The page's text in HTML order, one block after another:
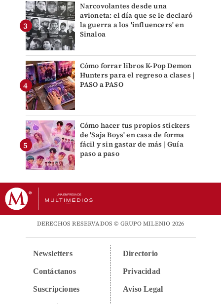
Narcovolantes desde una
avioneta: el día que se le declaró
la guerra a los 'influencers' en
Sinaloa
Cómo forrar libros K-Pop Demon
Hunters para el regreso a clases |
PASO a PASO
Cómo hacer tus propios stickers
de 'Saja Boys' en casa de forma
fácil y sin gastar de más | Guía
paso a paso
DERECHOS RESERVADOS © GRUPO MILENIO 2026
Newsletters
Contáctanos
Suscripciones
Directorio
Privacidad
Aviso Legal